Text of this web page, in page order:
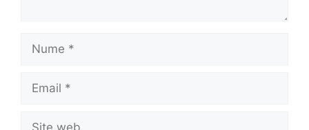
Nume
Email
Site